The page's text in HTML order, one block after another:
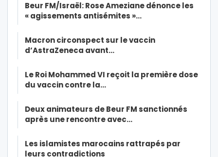
Beur FM/Israël: Rose Ameziane dénonce les
« agissements antisémites »…
Macron circonspect sur le vaccin
d’AstraZeneca avant…
Le Roi Mohammed VI reçoit la première dose
du vaccin contre la…
Deux animateurs de Beur FM sanctionnés
après une rencontre avec…
Les islamistes marocains rattrapés par
leurs contradictions